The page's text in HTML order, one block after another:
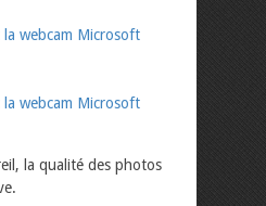
la qualité des photos